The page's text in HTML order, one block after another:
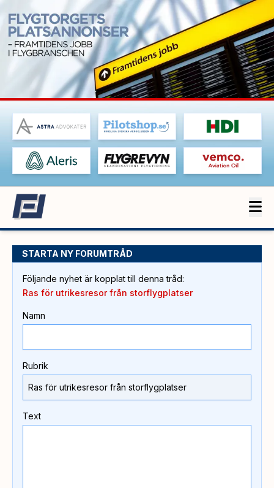
STARTA NY FORUMTRÅD
Följande nyhet är kopplat till denna tråd:
Ras för utrikesresor från storflygplatser
Namn
Rubrik
Text